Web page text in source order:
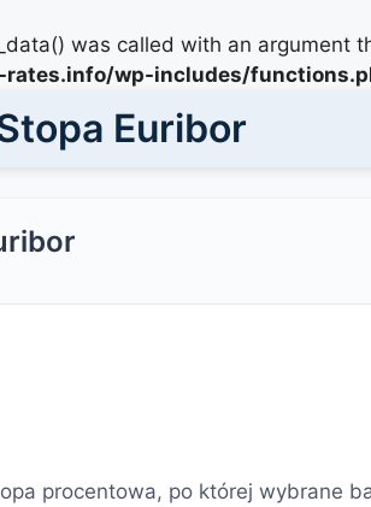
was called with an argument
wp-includes/
Euribor
procentowa, po której wybrane